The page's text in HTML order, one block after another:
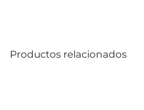
Productos relacionados